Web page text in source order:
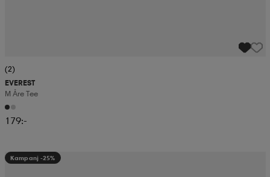
(2)
EVEREST
M Åre Tee
179:-
Kampanj -25%